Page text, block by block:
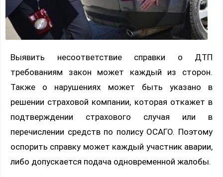
Выявить несоответствие справки о ДТП
требованиям закон может каждый из сторон.
Также о нарушениях может быть указано в
решении страховой компании, которая откажет в
подтверждении страхового случая или в
перечислении средств по полису ОСАГО. Поэтому
оспорить справку может каждый участник аварии,
либо допускается подача одновременной жалобы.